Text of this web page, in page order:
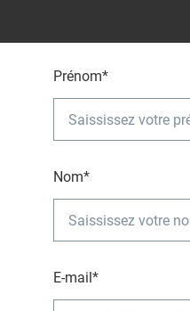
Prénom*
Nom*
E-mail*